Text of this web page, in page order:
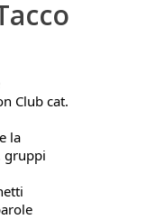
Club cat.
la
gruppi